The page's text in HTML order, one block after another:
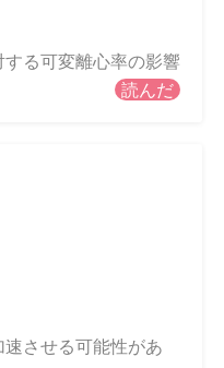
る可変離心率の影響
読んだ
させる可能性があ